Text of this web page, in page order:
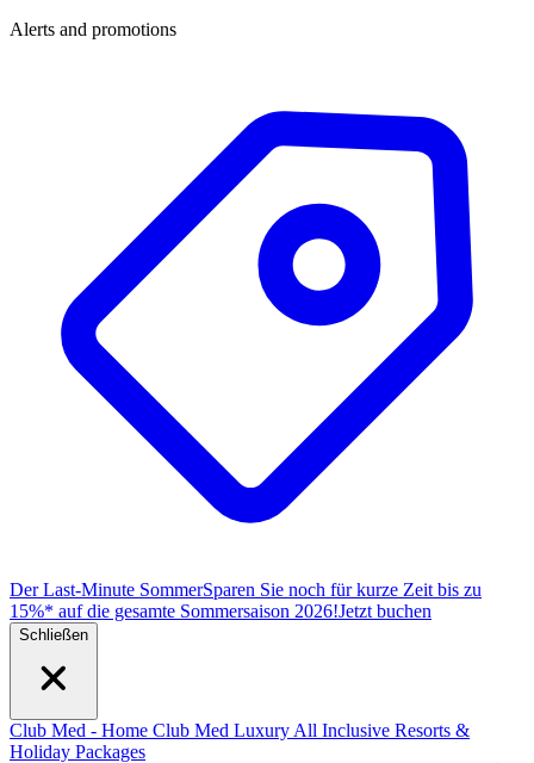
Alerts and promotions
Der Last-Minute SommerSparen Sie noch für kurze Zeit bis zu
15%* auf die gesamte Sommersaison 2026!Jetzt buchen
Schließen
Club Med - Home Club Med Luxury All Inclusive Resorts &
Holiday Packages